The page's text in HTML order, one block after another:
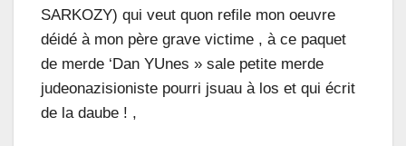
SARKOZY) qui veut quon refile mon oeuvre
déidé à mon père grave victime , à ce paquet
de merde ‘Dan YUnes » sale petite merde
judeonazisioniste pourri jsuau à los et qui écrit
de la daube ! ,